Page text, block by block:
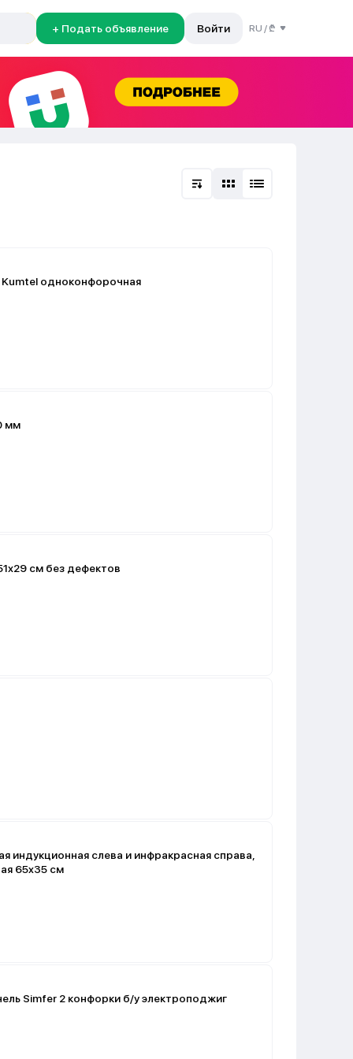
+ Подать объявление Войти RU /₾
Kumtel одноконфорочная
мм
см без дефектов
индукционная слева и инфракрасная справа,
65x35 см
Simfer 2 конфорки б/у электроподжиг